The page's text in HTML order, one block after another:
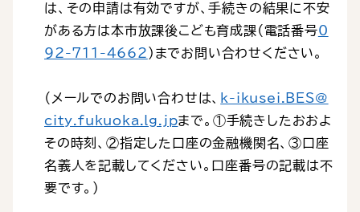
は、その申請は有効ですが、手続きの結果に不安
がある方は本市放課後こども育成課（電話番号0
92-711-4662 ）までお問い合わせください。
（メールでのお問い合わせは、
k-ikusei.BES@
city.fukuoka.lg.jpまで。①手続きしたおおよ
その時刻、②指定した口座の金融機関名、③口座
名義人を記載してください。口座番号の記載は不
要です。）